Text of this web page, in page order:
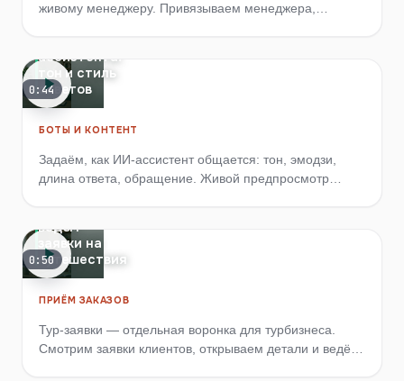
живому менеджеру. Привязываем менеджера,
ассистента:
тон и стиль
ответов
0:44
БОТЫ И КОНТЕНТ
Задаём, как ИИ-ассистент общается: тон, эмодзи,
длина ответа, обращение. Живой предпросмотр
ведём
заявки на
путешествия
0:50
ПРИЁМ ЗАКАЗОВ
Тур-заявки — отдельная воронка для турбизнеса.
Смотрим заявки клиентов, открываем детали и ведём
Кошелёк